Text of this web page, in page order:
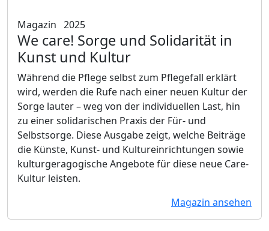
Magazin 2025
We care! Sorge und Solidarität in
Kunst und Kultur
Während die Pflege selbst zum Pflegefall erklärt
wird, werden die Rufe nach einer neuen Kultur der
Sorge lauter – weg von der individuellen Last, hin
zu einer solidarischen Praxis der Für- und
Selbstsorge. Diese Ausgabe zeigt, welche Beiträge
die Künste, Kunst- und Kultureinrichtungen sowie
kulturgeragogische Angebote für diese neue Care-
Kultur leisten.
Magazin ansehen